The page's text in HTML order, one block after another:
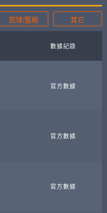
罰球/籃板 其它
數據記錄
官方數據
官方數據
官方數據